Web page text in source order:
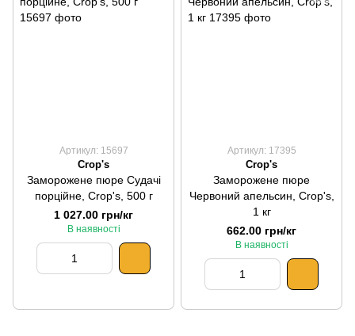
Артикул: 15697
Crop's
Заморожене пюре Судачі
порційне, Crop's, 500 г
1 027.00 грн/кг
В наявності
Артикул: 17395
Crop's
Заморожене пюре
Червоний апельсин, Crop's,
1 кг
662.00 грн/кг
В наявності